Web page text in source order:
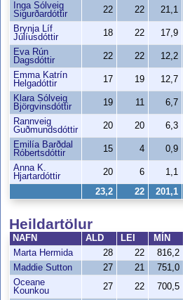
Heildartölur
NAFN ALD LEI MÍN
Marta Hermida
28 22 816,2
Maddie Sutton
27 21 751,0
Oceane
Kounkou
27 22 700,5
Inga Sólveig
Sigurðardóttir
22 22 21,1
Brynja Líf
Júlíusdóttir
18 22 17,9
Eva Rún
Dagsdóttir
22 22 12,2
Emma Katrín
Helgadóttir
17 19 12,7
Klara Sólveig
Björgvinsdóttir
19 11 6,7
Rannveig
Guðmundsdóttir
20 20 6,3
Emilía Barðdal
Róbertsdóttir
15 4 0,9
Anna K.
Hjartardóttir
20 6 1,1
23,2 22 201,1